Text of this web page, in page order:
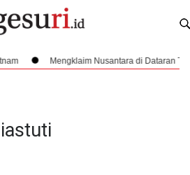
Mengklaim Nusantara di Dataran Tinggi